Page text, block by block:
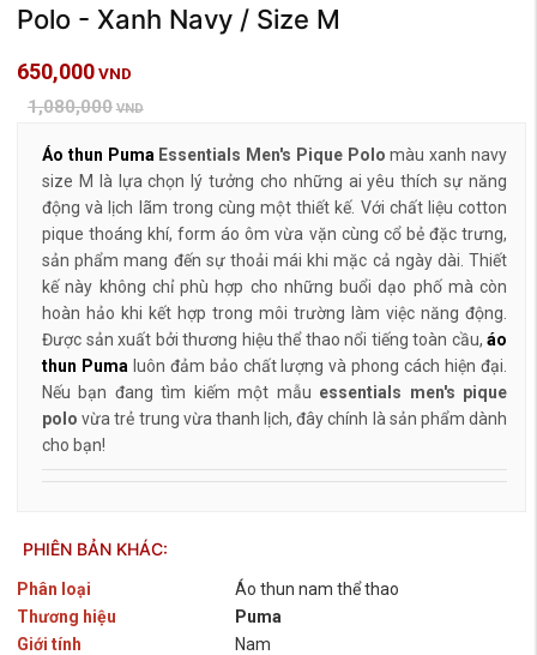
Polo - Xanh Navy / Size M
650,000VND
1,080,000 VND
Áo thun Puma Essentials Men's Pique Polo màu xanh navy
size M là lựa chọn lý tưởng cho những ai yêu thích sự năng
động và lịch lãm trong cùng một thiết kế. Với chất liệu cotton
pique thoáng khí, form áo ôm vừa vặn cùng cổ bẻ đặc trưng,
sản phẩm mang đến sự thoải mái khi mặc cả ngày dài. Thiết
kế này không chỉ phù hợp cho những buổi dạo phố mà còn
hoàn hảo khi kết hợp trong môi trường làm việc năng động.
Được sản xuất bởi thương hiệu thể thao nổi tiếng toàn cầu, áo
thun Puma luôn đảm bảo chất lượng và phong cách hiện đại.
Nếu bạn đang tìm kiếm một mẫu essentials men's pique
polo vừa trẻ trung vừa thanh lịch, đây chính là sản phẩm dành
cho bạn!
PHIÊN BẢN KHÁC:
Phân loại
Áo thun nam thể thao
Thương hiệu
Puma
Giới tính
Nam